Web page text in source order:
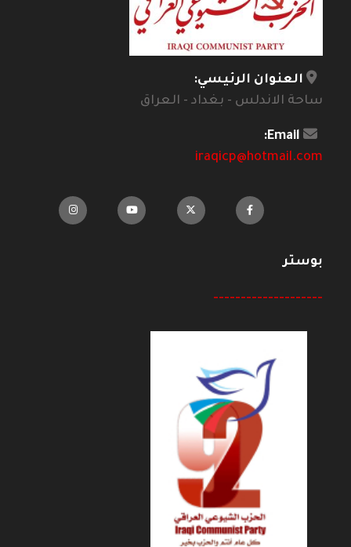
العنوان الرئيسي:
ساحة الاندلس - بغداد - العراق
Email:
iraqicp@hotmail.com
بوستر
--------------------